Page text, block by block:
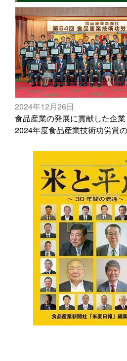
2024年12月26日
食品産業の発展に貢献した企業
2024年度食品産業技術功労賞